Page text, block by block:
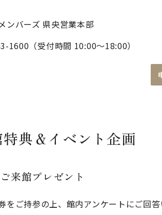
ンバーズ 県央営業本部
1600（受付時間 10:00～18:00）
特典＆イベント企画
来館プレゼント
をご持参の上、館内アンケートにご回